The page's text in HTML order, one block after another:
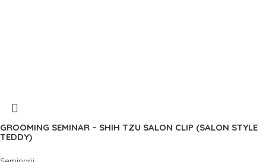
GROOMING SEMINAR – SHIH TZU SALON CLIP (SALON STYLE
TEDDY)